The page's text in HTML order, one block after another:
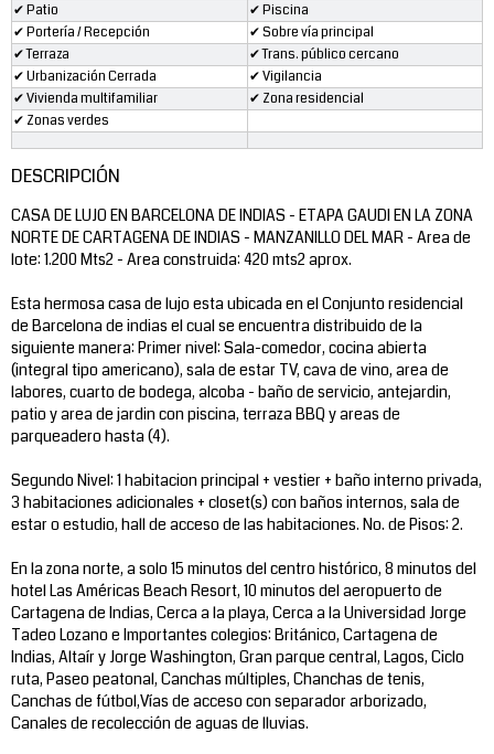
✔ Patio
✔ Piscina
✔ Portería / Recepción
✔ Sobre vía principal
✔ Terraza
✔ Trans. público cercano
✔ Urbanización Cerrada
✔ Vigilancia
✔ Vivienda multifamiliar
✔ Zona residencial
✔ Zonas verdes
DESCRIPCIÓN
CASA DE LUJO EN BARCELONA DE INDIAS - ETAPA GAUDI EN LA ZONA
NORTE DE CARTAGENA DE INDIAS - MANZANILLO DEL MAR - Area de
lote: 1.200 Mts2 - Area construida: 420 mts2 aprox.
Esta hermosa casa de lujo esta ubicada en el Conjunto residencial
de Barcelona de indias el cual se encuentra distribuido de la
siguiente manera: Primer nivel: Sala-comedor, cocina abierta
(integral tipo americano), sala de estar TV, cava de vino, area de
labores, cuarto de bodega, alcoba - baño de servicio, antejardin,
patio y area de jardin con piscina, terraza BBQ y areas de
parqueadero hasta (4).
Segundo Nivel: 1 habitacion principal + vestier + baño interno privada,
3 habitaciones adicionales + closet(s) con baños internos, sala de
estar o estudio, hall de acceso de las habitaciones. No. de Pisos: 2.
En la zona norte, a solo 15 minutos del centro histórico, 8 minutos del
hotel Las Américas Beach Resort, 10 minutos del aeropuerto de
Cartagena de Indias, Cerca a la playa, Cerca a la Universidad Jorge
Tadeo Lozano e Importantes colegios: Británico, Cartagena de
Indias, Altaír y Jorge Washington, Gran parque central, Lagos, Ciclo
ruta, Paseo peatonal, Canchas múltiples, Chanchas de tenis,
Canchas de fútbol,Vías de acceso con separador arborizado,
Canales de recolección de aguas de lluvias.